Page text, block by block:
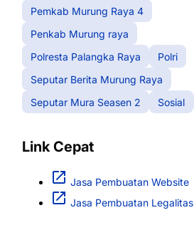
Pemkab Murung Raya 4
Penkab Murung raya
Polresta Palangka Raya
Polri
Seputar Berita Murung Raya
Seputar Mura Seasen 2
Sosial
Link Cepat
Jasa Pembuatan Website
Jasa Pembuatan Legalitas